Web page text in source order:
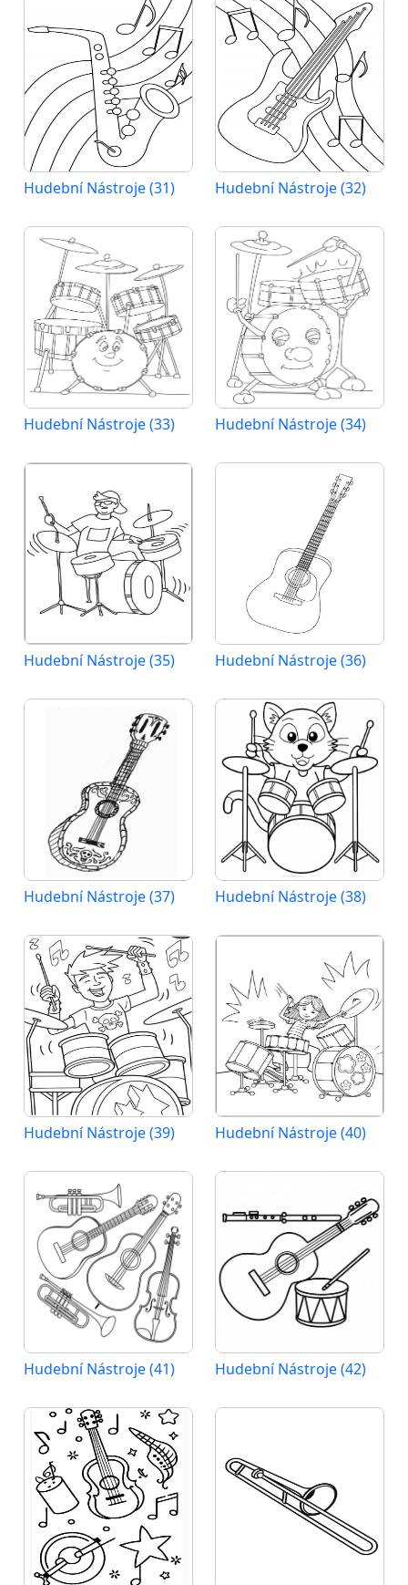
Hudební Nástroje (31) Hudební Nástroje (32)
Hudební Nástroje (33) Hudební Nástroje (34)
Hudební Nástroje (35) Hudební Nástroje (36)
Hudební Nástroje (37) Hudební Nástroje (38)
Hudební Nástroje (39) Hudební Nástroje (40)
Hudební Nástroje (41) Hudební Nástroje (42)